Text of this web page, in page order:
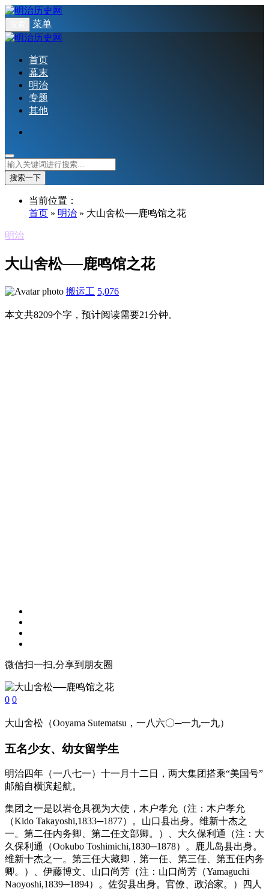
菜单
首页
幕末
明治
专题
其他
搜索一下
当前位置：
首页 » 明治 » 大山舍松──鹿鸣馆之花
明治
大山舍松──鹿鸣馆之花
搬运工 5,076
本文共8209个字，预计阅读需要21分钟。
微信扫一扫,分享到朋友圈
0 0
大山舍松（Ooyama Sutematsu，一八六〇─一九一九）
五名少女、幼女留学生
明治四年（一八七一）十一月十二日，两大集团搭乘“美国号”
邮船自横滨起航。
集团之一是以岩仓具视为大使，木户孝允（注：木户孝允
（Kido Takayoshi,1833─1877）。山口县出身。维新十杰之
一。第二任内务卿、第二任文部卿。）、大久保利通（注：大
久保利通（Ookubo Toshimichi,1830─1878）。鹿儿岛县出身。
维新十杰之一。第三任大藏卿，第一任、第三任、第五任内务
卿。）、伊藤博文、山口尚芳（注：山口尚芳（Yamaguchi
Naoyoshi,1839─1894）。佐贺县出身。官僚、政治家。）四人